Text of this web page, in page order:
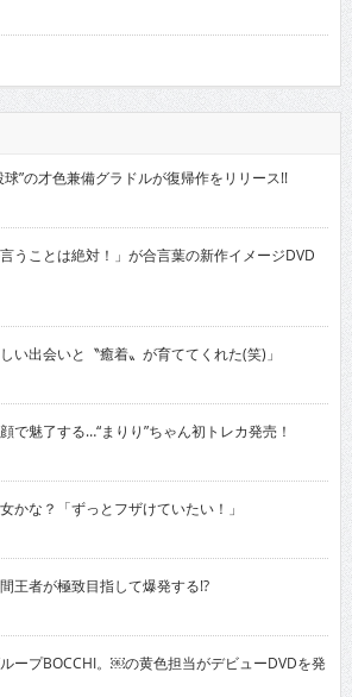
”の才色兼備グラドルが復帰作をリリース!!
うことは絶対！」が合言葉の新作イメージDVD
出会いと〝癒着〟が育ててくれた(笑)」
魅了する…“まりり”ちゃん初トレカ発売！
な？「ずっとフザけていたい！」
王者が極致目指して爆発する!?
ープBOCCHI。￼の黄色担当がデビューDVDを発